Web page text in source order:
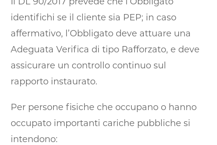
identifichi se il cliente sia PEP; in caso
affermativo, l’Obbligato deve attuare una
Adeguata Verifica di tipo Rafforzato, e deve
assicurare un controllo continuo sul
rapporto instaurato.
Per persone fisiche che occupano o hanno
occupato importanti cariche pubbliche si
intendono: